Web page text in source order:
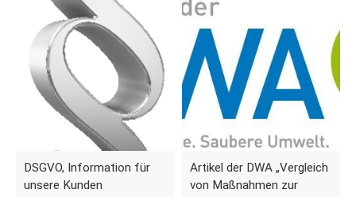
DSGVO, Information für
unsere Kunden
Artikel der DWA „Vergleich
von Maßnahmen zur